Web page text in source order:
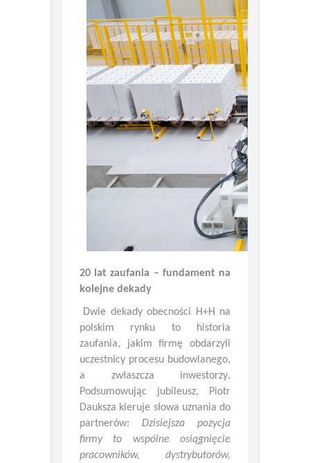
20 lat zaufania – fundament na
Dwie dekady obecności H+H na
polskim rynku to historia
zaufania, jakim firmę obdarzyli
uczestnicy procesu budowlanego,
a zwłaszcza inwestorzy.
Podsumowując jubileusz, Piotr
Dauksza kieruje słowa uznania do
partnerów:Dzisiejsza pozycja
firmy to wspólne osiągnięcie